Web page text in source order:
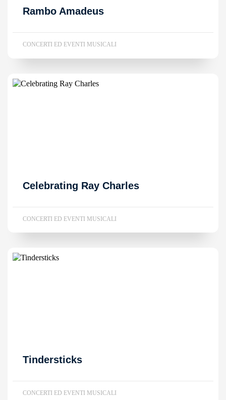
Rambo Amadeus
CONCERTI ED EVENTI MUSICALI
Celebrating Ray Charles
CONCERTI ED EVENTI MUSICALI
Tindersticks
CONCERTI ED EVENTI MUSICALI